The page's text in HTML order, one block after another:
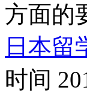
方面的
日本留
时间